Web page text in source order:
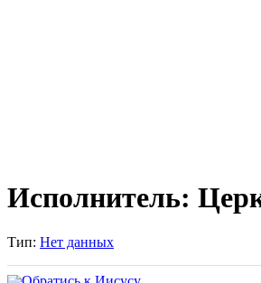
Исполнитель:
Тип: Нет данных